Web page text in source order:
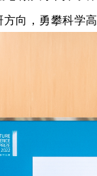
向，勇攀科学